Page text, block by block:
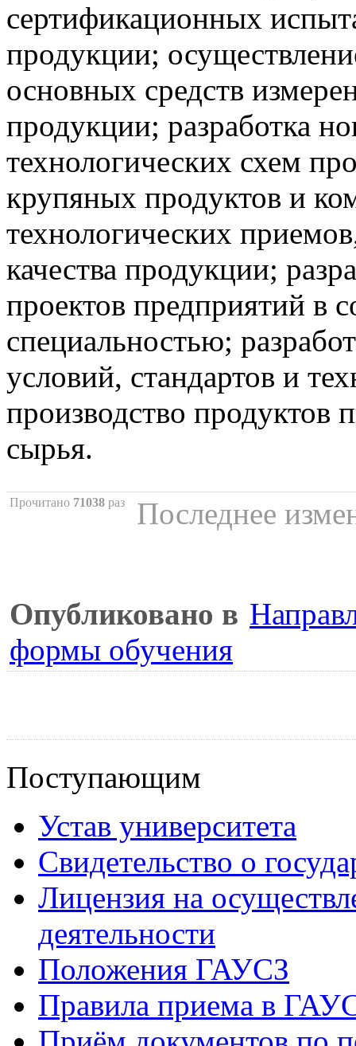
сертификационных
продукции;
основных средств
продукции; разработка
технологических схем
крупяных продуктов и
технологических
качества продукции;
проектов предприятий в
специальностью;
условий, стандартов и
производство продуктов
сырья.
Прочитано 71038 раз Последнее
Опубликовано в
формы обучения
Поступающим
Устав университета
Свидетельство о
Лицензия на
деятельности
Положения ГАУСЗ
Правила приема в